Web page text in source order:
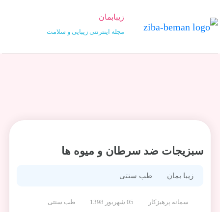
زیبابمان
مجله اینترنتی زیبایی و سلامت
سبزیجات ضد سرطان و میوه ها
زیبا بمان طب سنتی
سمانه پرهیزکار 05 شهریور 1398 طب سنتی